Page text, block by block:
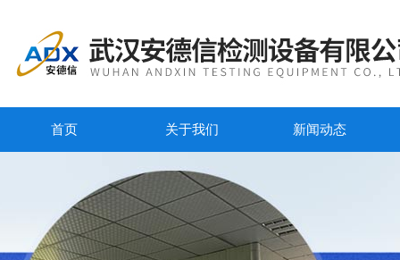
首页 关于我们 新闻动态